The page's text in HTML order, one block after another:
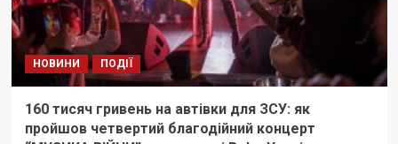
НОВИНИ ПОДІЇ
160 тисяч гривень на автівки для ЗСУ: як
пройшов четвертий благодійний концерт